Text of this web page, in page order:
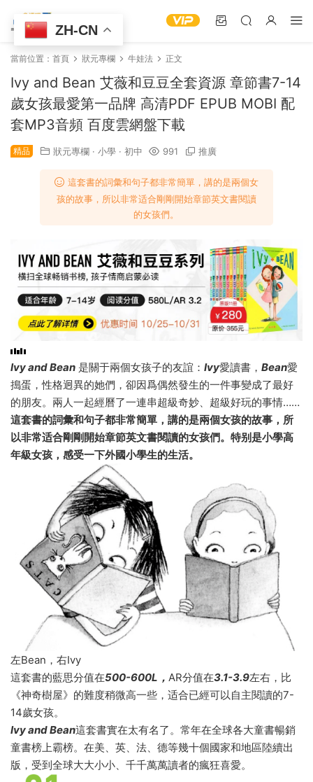
當前位置： 首頁 狀元專欄 牛娃法 正文
Ivy and Bean 艾薇和豆豆全套資源 章節書7-14
歲女孩最愛第一品牌 高清PDF EPUB MOBI 配
套MP3音頻 百度雲網盤下載
精品 狀元專欄 · 小學 · 初中 991 推廣
這套書的詞彙和句子都非常簡單，講的是兩個女
孩的故事，所以非常适合剛剛開始章節英文書閱讀
的女孩們。
Ivy and Bean 是關于兩個女孩子的友誼： Ivy愛讀書， Bean愛
搗蛋，性格迥異的她們，卻因爲偶然發生的一件事變成了最好
的朋友。兩人一起經曆了一連串超級奇妙、超級好玩的事情……
這套書的詞彙和句子都非常簡單，講的是兩個女孩的故事，所
以非常适合剛剛開始章節英文書閱讀的女孩們。特别是小學高
年級女孩，感受一下外國小學生的生活。
左Bean，右Ivy
這套書的藍思分值在500-600L ， AR分值在3.1-3.9左右，比
《神奇樹屋》的難度稍微高一些，适合已經可以自主閱讀的7-
14歲女孩。
Ivy and Bean這套書實在太有名了。常年在全球各大童書暢銷
童書榜上霸榜。在美、英、法、德等幾十個國家和地區陸續出
版，受到全球大大小小、千千萬萬讀者的瘋狂喜愛。
ZH-CN